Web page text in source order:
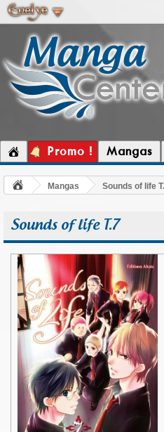
Promo ! Mangas
Mangas Sounds of life
Sounds of life T.7